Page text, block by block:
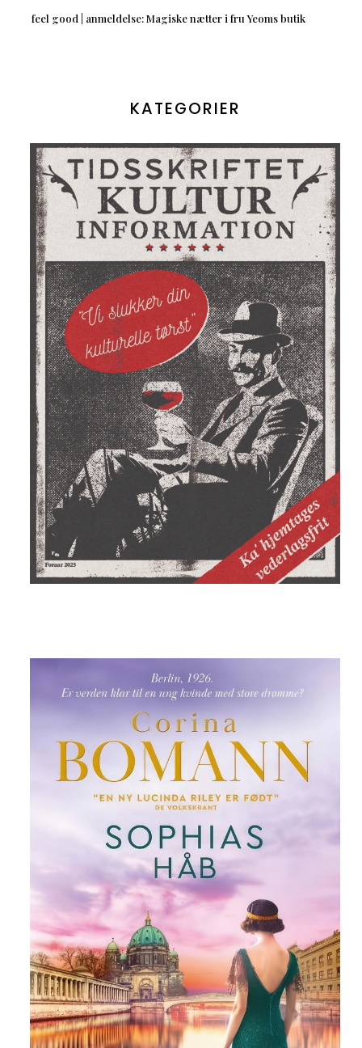
feel good | anmeldelse: Magiske nætter i fru Yeoms butik
KATEGORIER